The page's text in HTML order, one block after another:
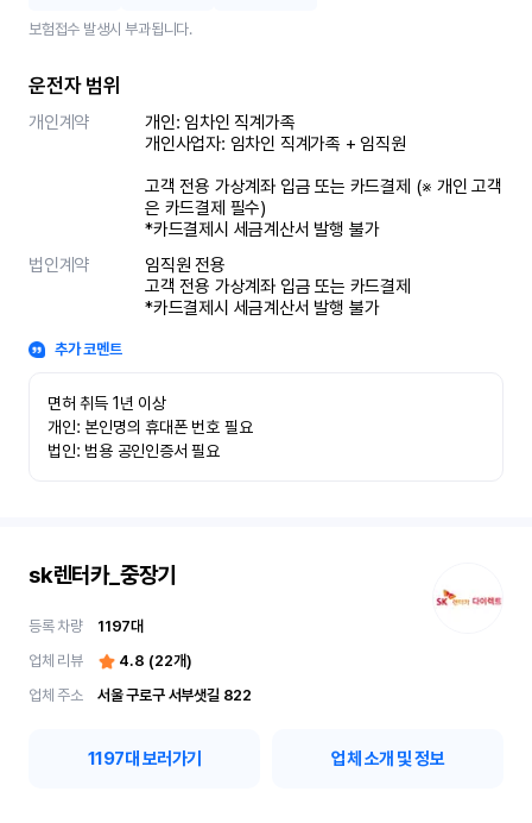
보험접수 발생시 부과됩니다.
운전자 범위
개인계약
개인: 임차인 직계가족
개인사업자: 임차인 직계가족 + 임직원
고객 전용 가상계좌 입금 또는 카드결제 (※ 개인 고객
은 카드결제 필수)
*카드결제시 세금계산서 발행 불가
법인계약
임직원 전용
고객 전용 가상계좌 입금 또는 카드결제
*카드결제시 세금계산서 발행 불가
추가 코멘트
면허 취득 1년 이상
개인: 본인명의 휴대폰 번호 필요
법인: 범용 공인인증서 필요
sk렌터카_중장기
등록 차량 1197대
업체 리뷰
4.8 (22개)
업체 주소
서울 구로구 서부샛길 822
1197대 보러가기 업체 소개 및 정보